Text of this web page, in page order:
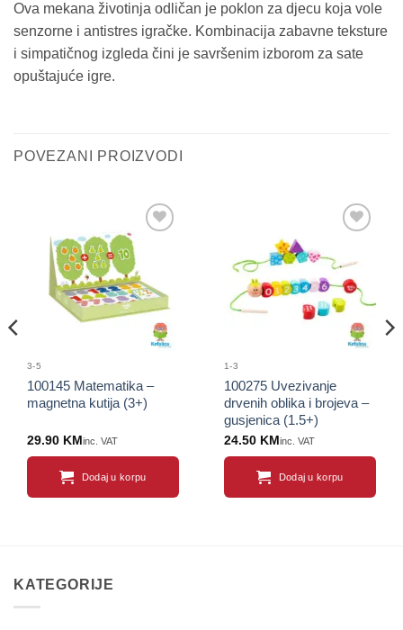
Ova mekana životinja odličan je poklon za djecu koja vole
senzorne i antistres igračke. Kombinacija zabavne teksture
i simpatičnog izgleda čini je savršenim izborom za sate
opuštajuće igre.
POVEZANI PROIZVODI
Sačuvaj
proizvod
3-5
100145 Matematika –
magnetna kutija (3+)
29.90 KM inc. VAT
Dodaj u korpu
proizvod
1-3
100275 Uvezivanje
drvenih oblika i brojeva –
gusjenica (1.5+)
24.50 KM inc. VAT
Dodaj u korpu
KATEGORIJE